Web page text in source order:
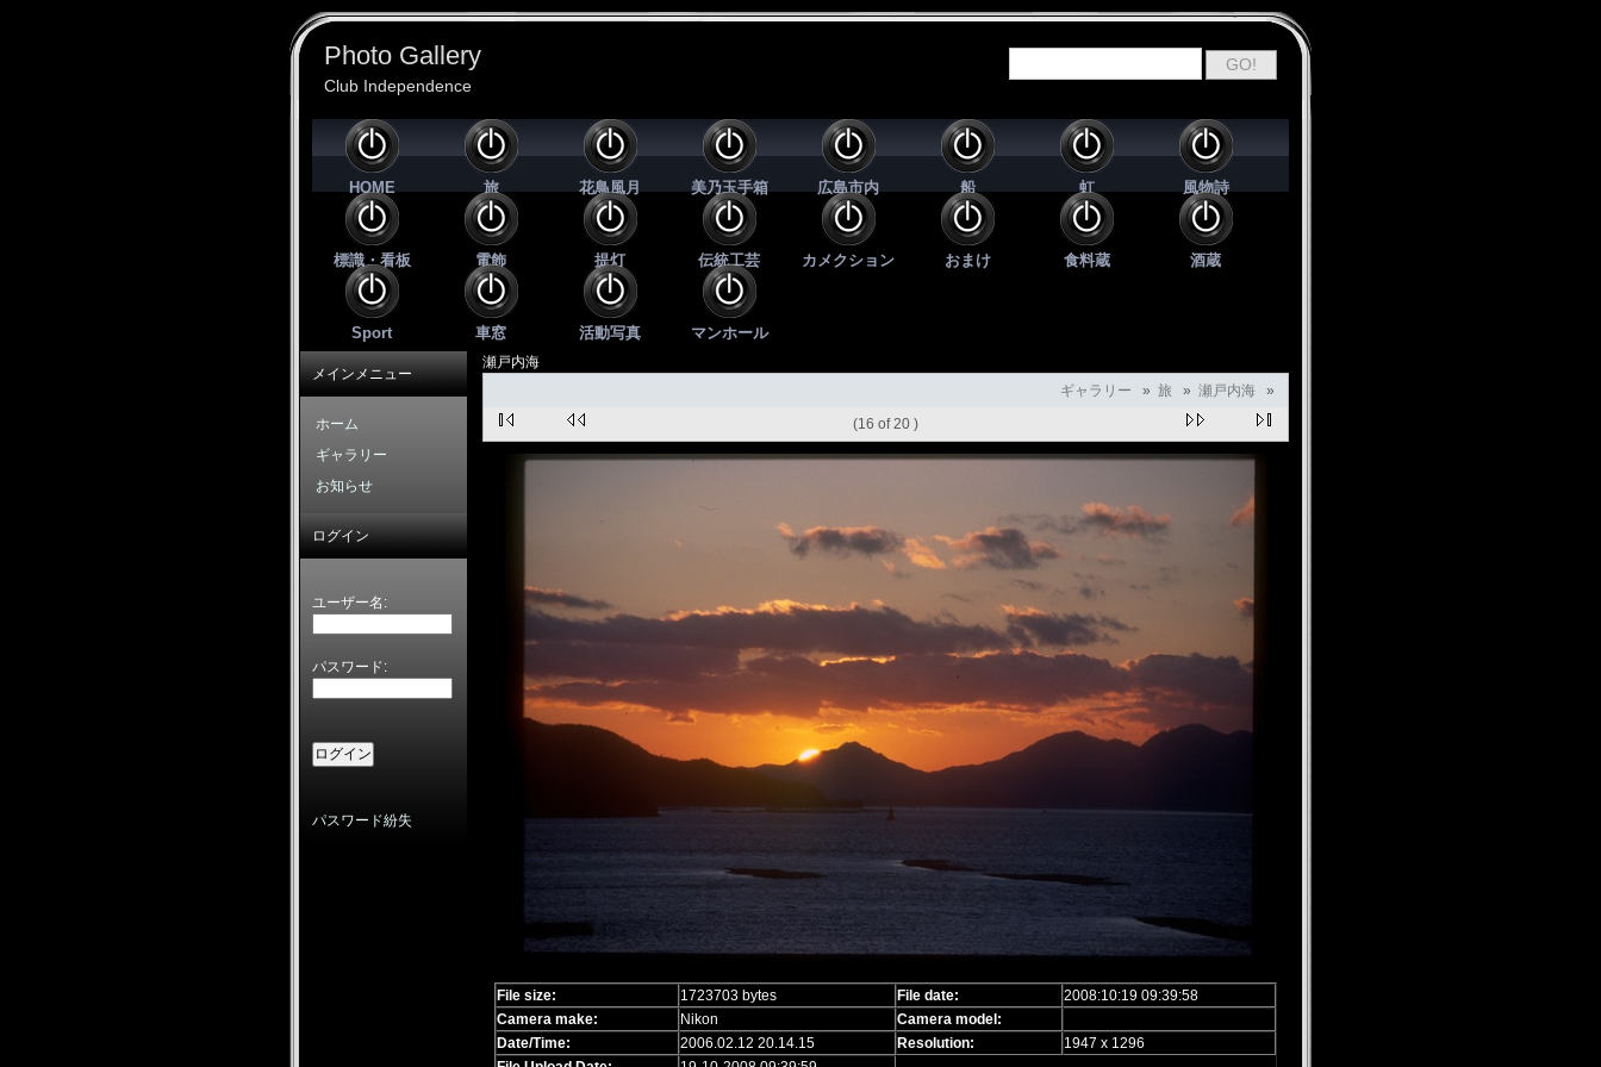
Photo Gallery
Club Independence
HOME 旅 花鳥風月 美乃玉手箱 広島市内 船 虹 風物詩
標識・看板 電飾 提灯 伝統工芸 カメクション おまけ 食料蔵 酒蔵
Sport 車窓 活動写真 マンホール
瀬戸内海
ギャラリー » 旅 » 瀬戸内海 »
(16 of 20 )
File size: 1723703 bytes File date:
2008:10:19 09:39:58
Camera make:
Nikon
Camera model:
Date/Time:
2006.02.12 20.14.15 Resolution:
1947 x 1296
メインメニュー
ホーム
ギャラリー
お知らせ
ログイン
ユーザー名:
パスワード:
パスワード紛失